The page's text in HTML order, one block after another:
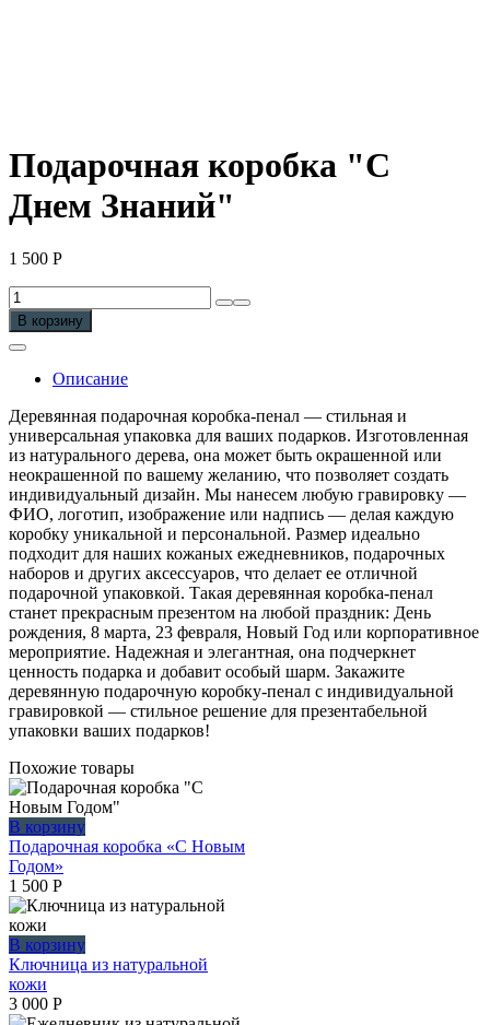
Подарочная коробка "С
Днем Знаний"
1 500 Р
Количество
Подарочная
коробка
"С
Днем
Знаний"
В корзину
Описание
Деревянная подарочная коробка-пенал — стильная и
универсальная упаковка для ваших подарков. Изготовленная
из натурального дерева, она может быть окрашенной или
неокрашенной по вашему желанию, что позволяет создать
индивидуальный дизайн. Мы нанесем любую гравировку —
ФИО, логотип, изображение или надпись — делая каждую
коробку уникальной и персональной. Размер идеально
подходит для наших кожаных ежедневников, подарочных
наборов и других аксессуаров, что делает ее отличной
подарочной упаковкой. Такая деревянная коробка-пенал
станет прекрасным презентом на любой праздник: День
рождения, 8 марта, 23 февраля, Новый Год или корпоративное
мероприятие. Надежная и элегантная, она подчеркнет
ценность подарка и добавит особый шарм. Закажите
деревянную подарочную коробку-пенал с индивидуальной
гравировкой — стильное решение для презентабельной
упаковки ваших подарков!
Похожие товары
В корзину
Подарочная коробка «С Новым
Годом»
1 500 Р
В корзину
Ключница из натуральной
кожи
3 000 Р